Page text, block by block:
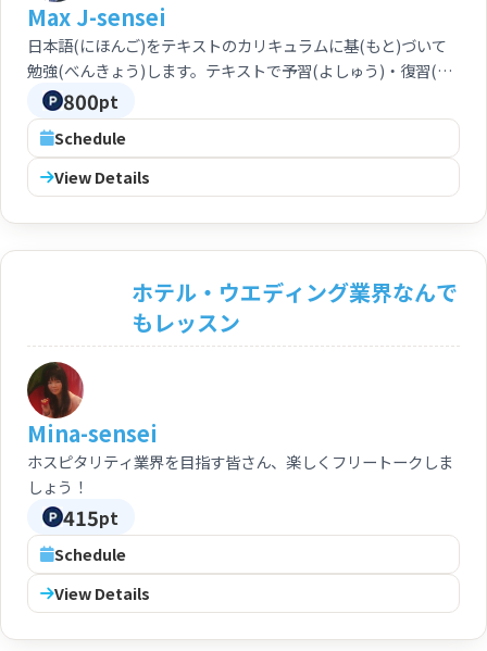
日本語(にほんご)をテキストのカリキュラムに基(もと)づいて
勉強(べんきょう)します。テキストで予習(よしゅう)・復習(ふ
くしゅう)もできます。初級(しょきゅう)をいっしょに学(まな)
びましょう。 You can study Japanese based on the
curriculum of this text. Preparation and review based on
the text by yourself are feasible. Let us initiate our study
on the Japanese as beginner.
Max J-sensei
800pt
Schedule
View Details
ホテル・ウエディング業界なんで
もレッスン
ホスピタリティ業界を目指す皆さん、楽しくフリートークしま
しょう！
Mina-sensei
415pt
Schedule
View Details